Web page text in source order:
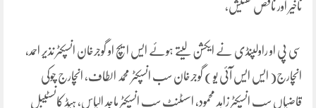
تاخیر اور ناقص تفتیش،
سی پی او راولپنڈی نے ایکشن لیتے ہوئے ایس ایچ او گوجرخان انسپکٹر نذیر احمد،
انچارج( ایس ایس آئی یو ) گوجرخان سب انسپکٹر محمد الطاف، انچارج چوکی
قاضیاں سب انسپکٹر زاہد محمود، اسسٹنٹ سب انسپکٹر ماجد الیاس، ہیڈ کانسٹیبل